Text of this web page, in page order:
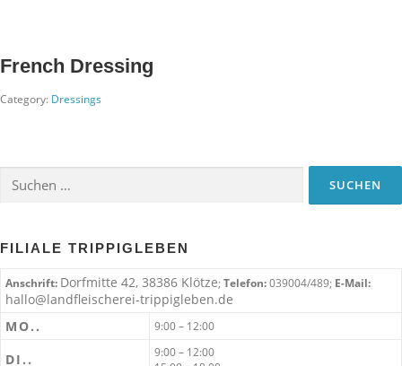
French Dressing
Category: Dressings
nach:
FILIALE TRIPPIGLEBEN
Anschrift: Dorfmitte 42, 38386 Klötze; Telefon:039004/489; E-Mail:
hallo@landfleischerei-trippigleben.de
MO..
9:00 – 12:00
DI..
9:00 – 12:00